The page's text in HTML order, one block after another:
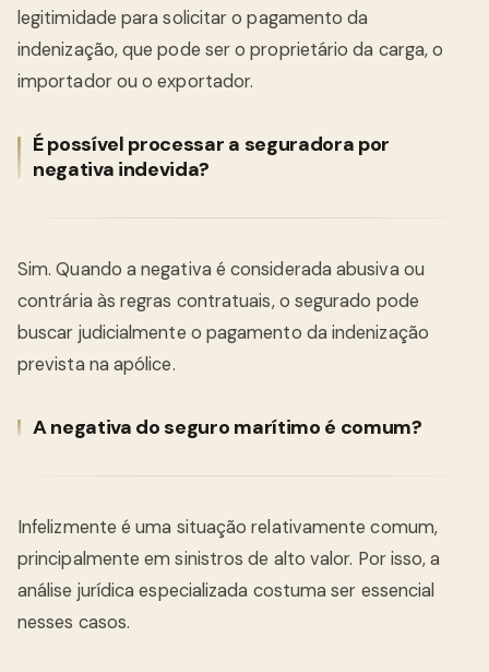
legitimidade para solicitar o pagamento da
indenização, que pode ser o proprietário da carga, o
importador ou o exportador.
É possível processar a seguradora por
negativa indevida?
Sim. Quando a negativa é considerada abusiva ou
contrária às regras contratuais, o segurado pode
buscar judicialmente o pagamento da indenização
prevista na apólice.
A negativa do seguro marítimo é comum?
Infelizmente é uma situação relativamente comum,
principalmente em sinistros de alto valor. Por isso, a
análise jurídica especializada costuma ser essencial
nesses casos.